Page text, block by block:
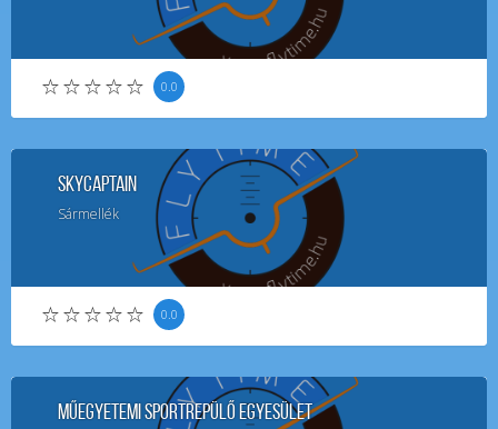
0.0
SkyCaptain
Sármellék
0.0
Műegyetemi Sportrepülő Egyesület